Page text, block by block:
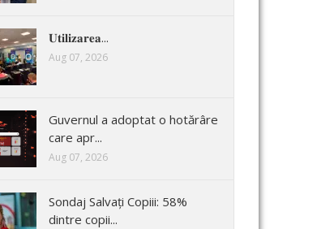
𝐔𝐭𝐢𝐥𝐢𝐳𝐚𝐫𝐞𝐚...
Aug 07, 2026
Guvernul a adoptat o hotărâre
care apr...
Aug 07, 2026
Sondaj Salvați Copiii: 58%
dintre copii...